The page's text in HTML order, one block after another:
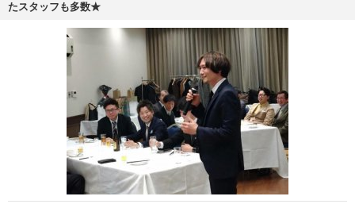
たスタッフも多数★